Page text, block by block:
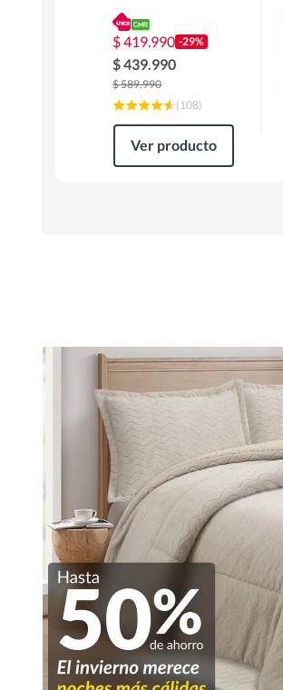
MAS430B
$419.990 -29%
$439.990
$589.990
(108)
Ver producto